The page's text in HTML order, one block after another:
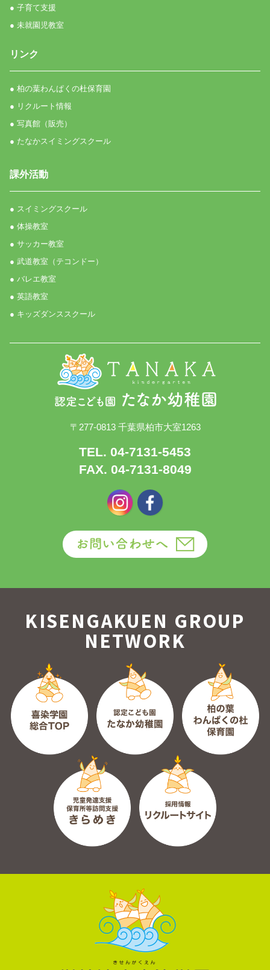
● 子育て支援
● 未就園児教室
リンク
● 柏の葉わんぱくの杜保育園
● リクルート情報
● 写真館（販売）
● たなかスイミングスクール
課外活動
● スイミングスクール
● 体操教室
● サッカー教室
● 武道教室（テコンドー）
● バレエ教室
● 英語教室
● キッズダンススクール
〒277-0813 千葉県柏市大室1263
TEL. 04-7131-5453
FAX. 04-7131-8049
KISENGAKUEN GROUP
NETWORK